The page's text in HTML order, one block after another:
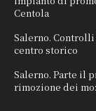
Centola
Salerno. Controlli
centro storico
Salerno. Parte il
rimozione dei